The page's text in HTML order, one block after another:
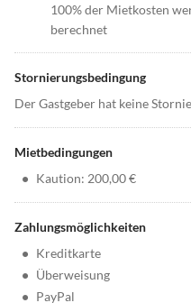
100% der Mietkosten
berechnet
Stornierungsbedingung
Der Gastgeber hat keine
Mietbedingungen
• Kaution: 200,00 €
Zahlungsmöglichkeiten
• Kreditkarte
• Überweisung
• PayPal